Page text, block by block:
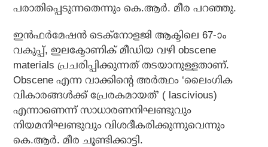
പരാതിപ്പെടുന്നതെന്നും കെ.ആര്‍. മീര പറഞ്ഞു.
ഇന്‍ഫര്‍മേഷന്‍ ടെക്‌നോളജി ആക്ടിലെ 67-ാം
വകുപ്പ്, ഇലക്ടോണിക് മീഡിയ വഴി obscene
materials പ്രചരിപ്പിക്കുന്നത് തടയാനുള്ളതാണ്.
Obscene എന്ന വാക്കിന്റെ അര്‍ത്ഥം ‘ലൈംഗിക
വികാരങ്ങള്‍ക്ക് പ്രേരകമായത്’ ( lascivious)
എന്നാണെന്ന് സാധാരണനിഘണ്ടുവും
നിയമനിഘണ്ടുവും വിശദീകരിക്കുന്നുവെന്നും
കെ.ആര്‍. മീര ചൂണ്ടിക്കാട്ടി.